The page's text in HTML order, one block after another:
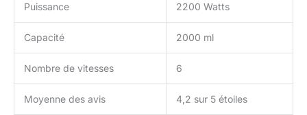
également régler l'heure
et la vitesse
manuellement, il ne va
pas au lave-vaisselle et le
mélangeur se nettoiera
Lieferumfang: 1 x 2200W
Spitzenleistung Motor, 1
Puissance 2200 Watts
Capacité 2000 ml
Nombre de vitesses 6
Moyenne des avis 4,2 sur 5 étoiles